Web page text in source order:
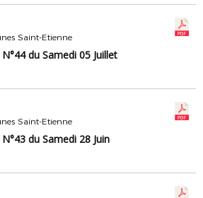
Saint-Etienne
du Samedi 05 Juillet
Saint-Etienne
du Samedi 28 Juin